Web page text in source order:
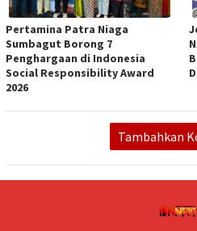
Pertamina Patra Niaga
Sumbagut Borong 7
Penghargaan di Indonesia
Social Responsibility Award
2026
Tambahkan